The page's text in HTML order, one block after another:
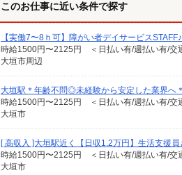
このお仕事に近い条件で探す
【実働7〜8ｈ可】障がい者デイサービス
時給1500円〜2125円 ＜日払い有/週払い有/交
大垣市周辺
大垣駅＊年齢不問◎未経験から安定した業界へ
時給1500円〜2125円 ＜日払い有/週払い有/交
大垣市
[ 高収入 ]大垣駅近く【日収1.2万円】生活支援員
時給1500円〜2125円 ＜日払い有/週払い有/交
大垣市